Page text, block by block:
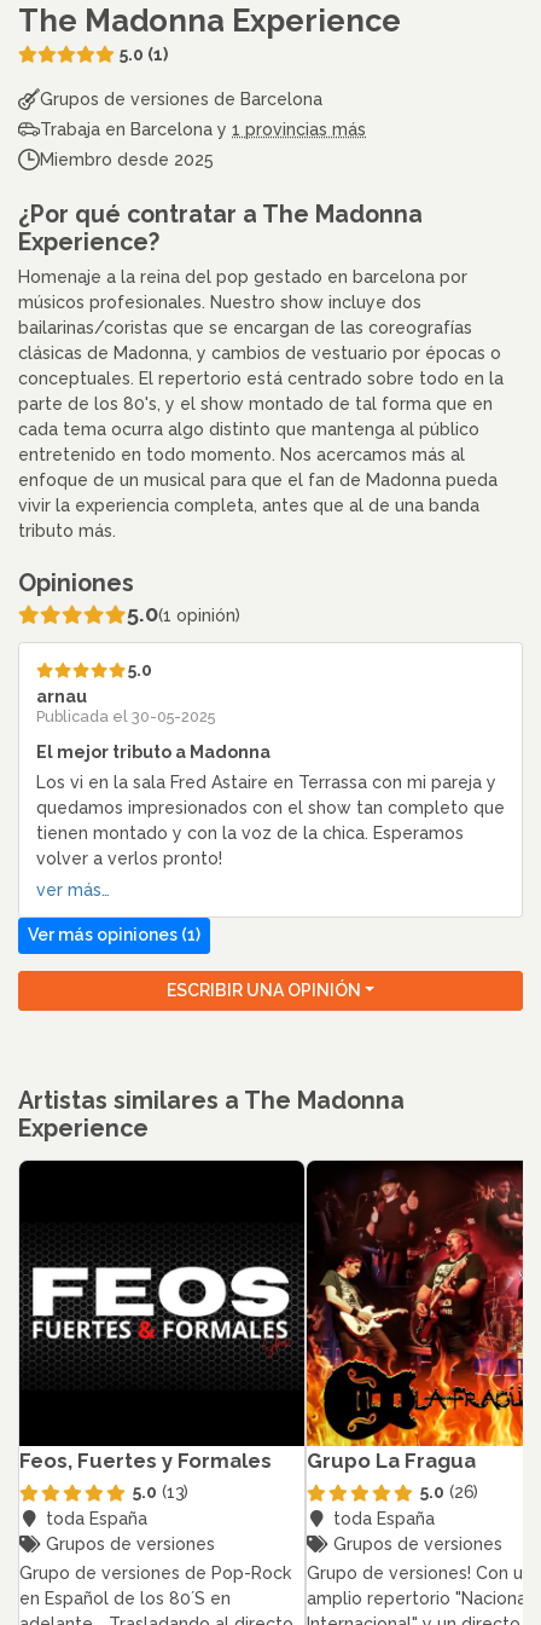
5.0 (1)
Grupos de versiones de Barcelona
Trabaja en Barcelona y 1 provincias más
Miembro desde 2025
The Madonna Experience
¿Por qué contratar a The Madonna
Experience?
Homenaje a la reina del pop gestado en barcelona por
músicos profesionales. Nuestro show incluye dos
bailarinas/coristas que se encargan de las coreografías
clásicas de Madonna, y cambios de vestuario por épocas o
conceptuales. El repertorio está centrado sobre todo en la
parte de los 80's, y el show montado de tal forma que en
cada tema ocurra algo distinto que mantenga al público
entretenido en todo momento. Nos acercamos más al
enfoque de un musical para que el fan de Madonna pueda
vivir la experiencia completa, antes que al de una banda
tributo más.
Opiniones
5.0(1 opinión)
5.0
arnau
Publicada el 30-05-2025
El mejor tributo a Madonna
Los vi en la sala Fred Astaire en Terrassa con mi pareja y
quedamos impresionados con el show tan completo que
tienen montado y con la voz de la chica. Esperamos
volver a verlos pronto!
ver más…
Ver más opiniones (1)
ESCRIBIR UNA OPINIÓN
Artistas similares a The Madonna
Experience
Feos, Fuertes y Formales
5.0 (13)
toda España
Grupos de versiones
Grupo de versiones de Pop-Rock
en Español de los 80´S en
Grupo La Fragua
5.0 (26)
toda España
Grupos de versiones
Grupo de versiones! Con un
amplio repertorio "Nacional